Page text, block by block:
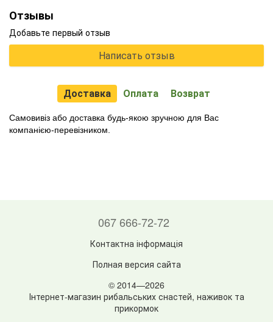
Отзывы
Добавьте первый отзыв
Написать отзыв
Доставка Оплата Возврат
Самовивіз або доставка будь-якою зручною для Вас
компанією-перевізником.
067 666-72-72
Контактна інформація
Полная версия сайта
© 2014—2026
Інтернет-магазин рибальських снастей, наживок та
прикормок